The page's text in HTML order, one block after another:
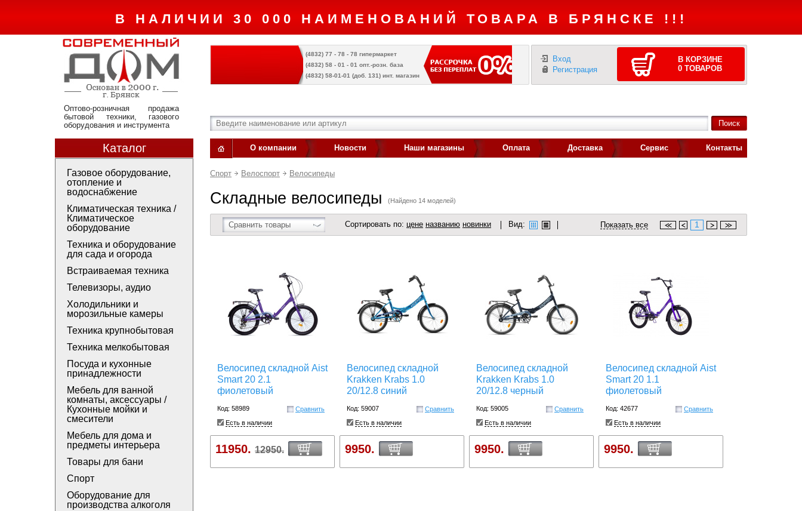
В НАЛИЧИИ 30 000 НАИМЕНОВАНИЙ ТОВАРА В БРЯНСКЕ !!!
Оптово-розничная продажа
бытовой техники, газового
оборудования и инструмента
(4832) 77 - 78 - 78 гипермаркет
(4832) 58 - 01 - 01 опт.-розн. база
(4832) 58-01-01 (доб. 131) инт. магазин
Вход
Регистрация
В КОРЗИНЕ
0 ТОВАРОВ
Каталог
Газовое оборудование,
отопление и
водоснабжение
Климатическая техника /
Климатическое
оборудование
Техника и оборудование
для сада и огорода
Встраиваемая техника
Телевизоры, аудио
Холодильники и
морозильные камеры
Техника крупнобытовая
Техника мелкобытовая
Посуда и кухонные
принадлежности
Мебель для ванной
комнаты, аксессуары /
Кухонные мойки и
смесители
Мебель для дома и
предметы интерьера
Товары для бани
Спорт
Оборудование для
производства алкоголя
О компании Новости Наши магазины Оплата Доставка Сервис Контакты
Спорт Велоспорт Велосипеды
Складные велосипеды (Найдено 14 моделей)
Сравнить товары Сортировать по: цене названию новинки Вид: Показать все 1
Велосипед складной Aist
Smart 20 2.1
фиолетовый
Код: 58989
Сравнить
Есть в наличии
11950. 12950.
Велосипед складной
Krakken Krabs 1.0
20/12.8 синий
Код: 59007
Сравнить
Есть в наличии
9950.
Велосипед складной
Krakken Krabs 1.0
20/12.8 черный
Код: 59005
Сравнить
Есть в наличии
9950.
Велосипед складной Aist
Smart 20 1.1
фиолетовый
Код: 42677
Сравнить
Есть в наличии
9950.